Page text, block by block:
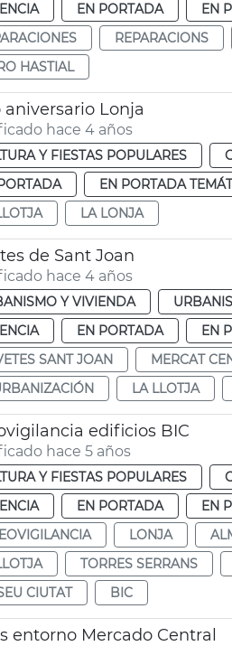
EN PORTADA EN
REPARACIONS
HASTIAL
aniversario Lonja
hace 4 años
Y FIESTAS POPULARES
EN PORTADA
LA LONJA
de Sant Joan
hace 4 años
Y VIVIENDA
EN PORTADA EN
SANT JOAN
MERCAT
LA LLOTJA
edificios BIC
hace 5 años
Y FIESTAS POPULARES
EN PORTADA EN
LONJA
TORRES SERRANS
CIUTAT
BIC
entorno Mercado Central